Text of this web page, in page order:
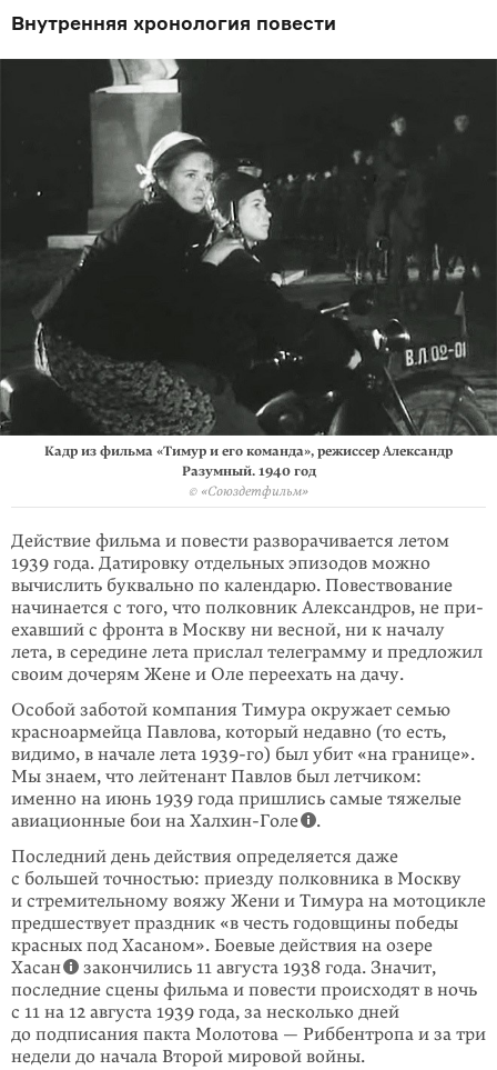
Внутренняя хронология повести
Кадр из фильма «Тимур и его команда», режиссер Александр
Разумный. 1940 год
© «Союздетфильм»
Действие фильма и повести разворачивается летом
1939 года. Датировку отдель­ных эпизодов можно
вычислить буквально по календарю.​ ​Пове­ство­вание
начинается с того, что полковник Александров, не при­
ехав­ший с фронта в Москву ни весной, ни к началу
лета, в середине лета при­слал телеграмму и предложил
своим дочерям Жене и Оле переехать на да­чу.
Особой заботой компания Тимура окружает семью
красноармейца Павлова, кото­рый недавно (то есть,
видимо, в начале лета 1939-го) был убит «на грани­це».
Мы знаем, что лейтенант Павлов был летчиком:
именно на июнь 1939 года пришлись самые тяжелые
авиационные бои на Халхин-Голе
.
Последний день действия опреде­ляется даже
с большей точностью: приезду полковника в Москву
и стре­мительному вояжу Жени и Тимура на мотоцикле
предшествует праздник «в честь годовщины победы
красных под Хасаном». Боевые действия на озере
Хасан
закончились 11 авгу­ста 1938 года. Значит,
последние сцены фильма и повести происходят в ночь
с 11 на 12 августа 1939 года, за несколько дней
до подписания пакта Молотова — Риббентропа и за три
недели до начала Второй мировой войны.